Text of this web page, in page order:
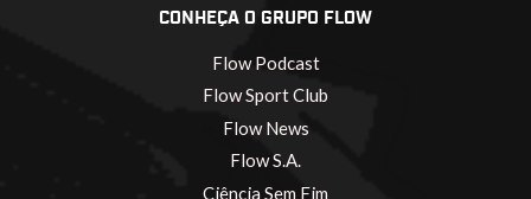
CONHEÇA O GRUPO FLOW
Flow Podcast
Flow Sport Club
Flow News
Flow S.A.
Ciência Sem Fim